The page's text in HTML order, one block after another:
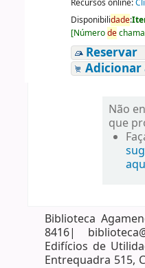
Disponibilidade:
[Númerodechama
Reservar
Adicionar
Não
que
Biblioteca
8416|
Edifícios de
Entrequadra 515,